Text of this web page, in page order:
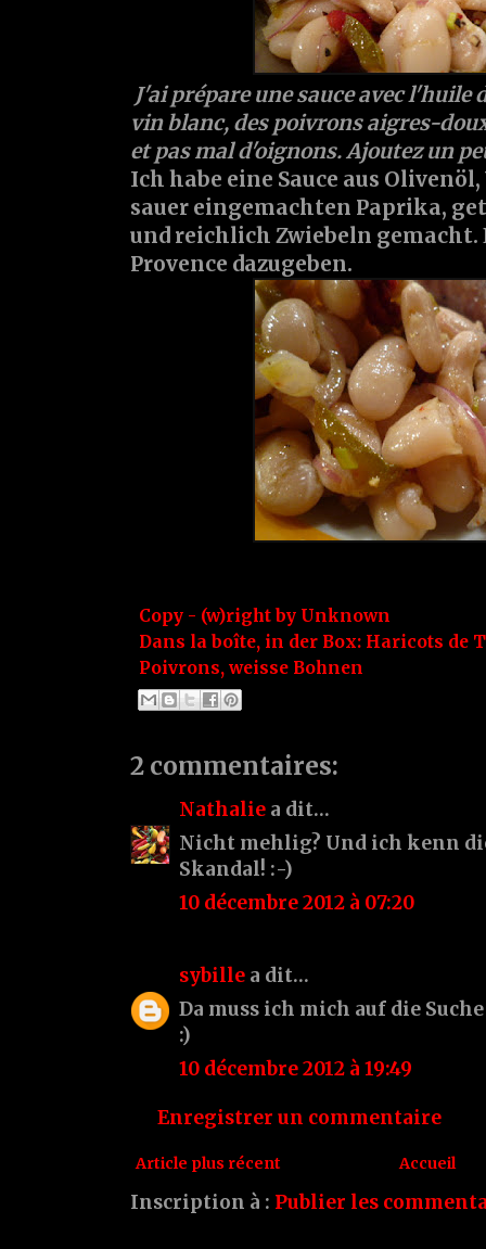
J'ai prépare une sauce avec l'huile
vin blanc, des poivrons aigres-
et pas mal d'oignons. Ajoutez un
Ich habe eine Sauce aus
sauer eingemachten Paprika,
und reichlich Zwiebeln gemacht.
Provence dazugeben.
Copy - (w)right by Unknown
Dans la boîte, in der Box: Haricots de
Poivrons, weisse Bohnen
2 commentaires:
Nathalie a dit…
Nicht mehlig? Und ich kenn
Skandal! :-)
10 décembre 2012 à 07:20
sybille a dit…
Da muss ich mich auf die
:)
10 décembre 2012 à 19:49
Enregistrer un commentaire
Article plus récent Accueil
Inscription à : Publier les